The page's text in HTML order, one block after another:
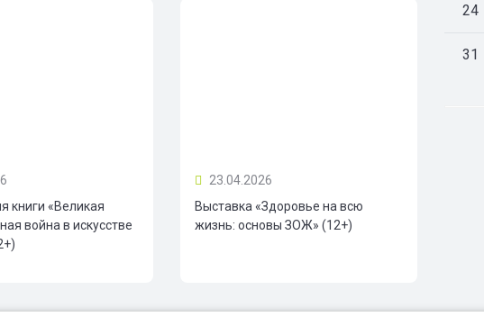
книги «Великая
война в искусстве
23.04.2026
Выставка «Здоровье на всю
жизнь: основы ЗОЖ» (12+)
24
31